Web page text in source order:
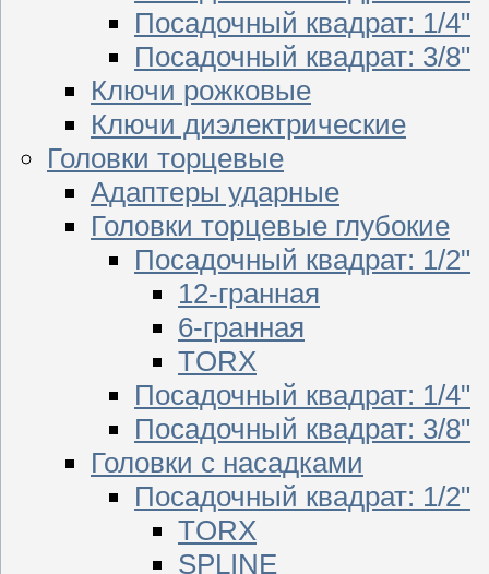
Посадочный квадрат: 1/4"
Посадочный квадрат: 3/8"
Ключи рожковые
Ключи диэлектрические
Головки торцевые
Адаптеры ударные
Головки торцевые глубокие
Посадочный квадрат: 1/2"
12-гранная
6-гранная
TORX
Посадочный квадрат: 1/4"
Посадочный квадрат: 3/8"
Головки с насадками
Посадочный квадрат: 1/2"
TORX
SPLINE